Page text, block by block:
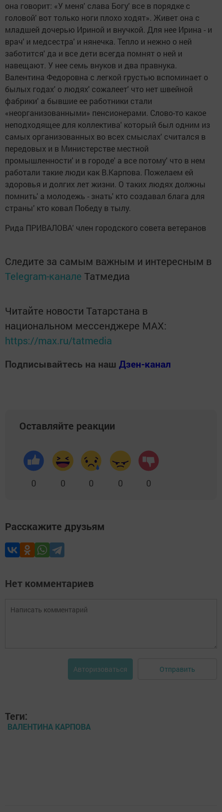
она говорит: «У меня' слава Богу' все в порядке с
головой' вот только ноги плохо ходят». Живет она с
младшей дочерью Ириной и внучкой. Для нее Ирина - и
врач' и медсестра' и нянечка. Тепло и нежно о ней
заботится' да и все дети всегда помнят о ней и
навещают. У нее семь внуков и два правнука.
Валентина Федоровна с легкой грустью вспоминает о
былых годах' о людях' сожалеет' что нет швейной
фабрики' а бывшие ее работники стали
«неорганизованными» пенсионерами. Слово-то какое
неподходящее для коллектива' который был одним из
самых организованных во всех смыслах' считался в
передовых и в Министерстве местной
промышленности' и в городе' а все потому' что в нем
работали такие люди как В.Карпова. Пожелаем ей
здоровья и долгих лет жизни. О таких людях должны
помнить' а молодежь - знать' кто создавал блага для
страны' кто ковал Победу в тылу.
Рида ПРИВАЛОВА' член городского совета ветеранов
Следите за самым важным и интересным в
Telegram-канале Татмедиа
Читайте новости Татарстана в
национальном мессенджере MАХ:
https://max.ru/tatmedia
Подписывайтесь на наш Дзен-канал
Оставляйте реакции
0 0 0 0 0
Расскажите друзьям
Нет комментариев
Авторизоваться Отправить
Теги:
ВАЛЕНТИНА КАРПОВА